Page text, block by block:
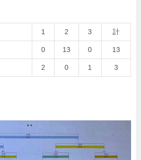
1 2 3 計
0 13 0 13
2 0 1 3